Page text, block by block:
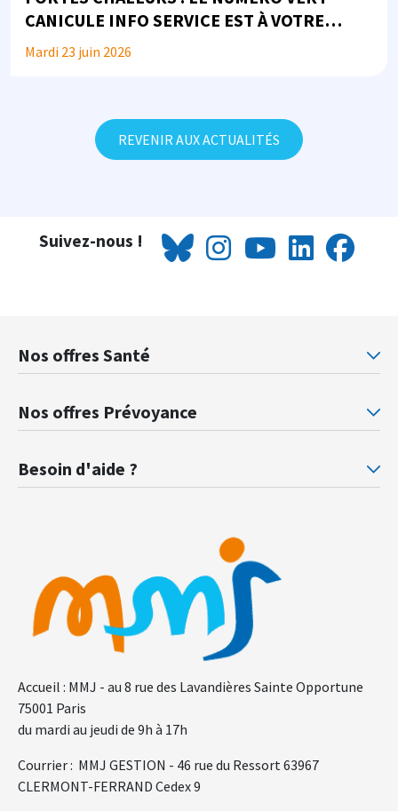
CANICULE INFO SERVICE EST À VOTRE
DISPOSITION
Mardi 23 juin 2026
REVENIR AUX ACTUALITÉS
Suivez-nous !
Accueil : MMJ - au 8 rue des Lavandières Sainte Opportune
75001 Paris
du mardi au jeudi de 9h à 17h
Courrier : MMJ GESTION - 46 rue du Ressort 63967
CLERMONT-FERRAND Cedex 9
Nos offres Santé
Mutuelle santé Retraités justice
Nos offres Prévoyance
Besoin d'aide ?